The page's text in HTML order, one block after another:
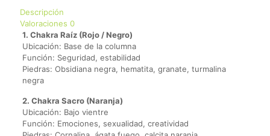
Descripción
Valoraciones 0
1. Chakra Raíz (Rojo / Negro)
Ubicación: Base de la columna
Función: Seguridad, estabilidad
Piedras: Obsidiana negra, hematita, granate, turmalina
negra
2. Chakra Sacro (Naranja)
Ubicación: Bajo vientre
Función: Emociones, sexualidad, creatividad